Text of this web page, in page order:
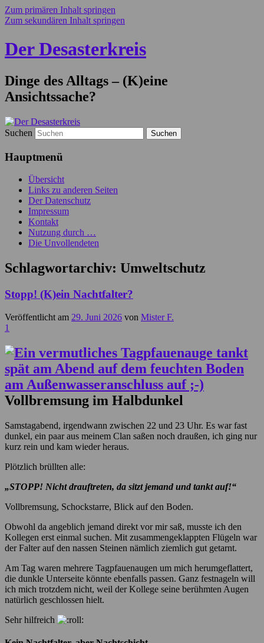
Zum primären Inhalt springen
Zum sekundären Inhalt springen
Der Desasterkreis
Dinge des Alltags – (K)eine
Ansichtssache?
Suchen
Hauptmenü
Übersicht
Links zu anderen Seiten
Der Datenschutz
Impressum
Kontakt
Nutzung durch …
Die Unvollendeten
Schlagwortarchiv: Umweltschutz
Stopp! (K)ein Nachtfalter?
Veröffentlicht am 29. Juni 2026 von Mister F.
1
Vollbremsung im Halbdunkel
Samstagabend, irgendwann zwischen 22 und 23 Uhr. Es war fast
dunkel, ein paar aus meinem Clan saßen noch draußen, ich ging nur
kurz rein und kam wieder heraus.
Plötzlich brüllten alle:
„STOPP! Nicht drauftreten, da sitzt jemand und tankt auf!“
Vollbremsung, Schockstarre, Blick auf den Boden.
Obwohl da angeblich jemand direkt vor mir saß, musste ich den
Kollegen erst einmal suchen. Mit zusammengeklappten Flügeln war
der Falter auf den nassen Steinen nämlich ziemlich gut getarnt.
Am Tag waren mehrere Tagpfauenaugen um mich herumgeflattert,
die dunkle Unterseite könnte ebenfalls passen. Ganz festnageln will
ich mich trotzdem nicht, weil der Kollege seine berühmten Augen
natürlich geschlossen hielt.
Sehr hilfreich